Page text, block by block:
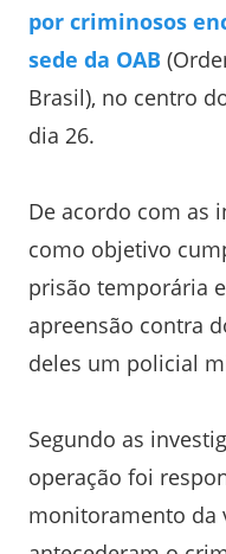
por criminosos
sede da OAB
Brasil), no centro
dia 26.
De acordo com as
como objetivo
prisão temporária
apreensão contra
deles um policial
Segundo as
operação foi
monitoramento da